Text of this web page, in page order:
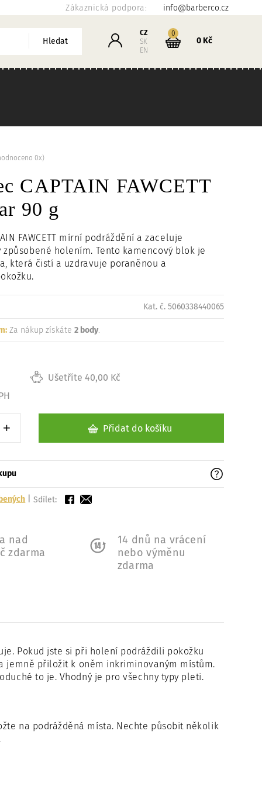
Zákaznická podpora: info@barberco.cz
Hledat Přihlášení
CZ
SK
EN
Košík
0kusů
0 Kč
CAPTAIN FAWCETT
90 g
0x)
FAWCETT mírní podráždění a zaceluje
holením. Tento kamencový blok je
která čistí a uzdravuje poraněnou a
Kat. č. 5060338440065
Za nákup získáte2 body.
Ušetříte 40,00 Kč
Zvýšit o 1 kus
+ Přidat do košíku
|Sdílet:
nad
zdarma
14 dnů na vrácení
nebo výměnu
zdarma
Pokud jste si při holení podráždili pokožku
jemně přiložit k oněm inkriminovaným místům.
to je. Vhodný je pro všechny typy pleti.
na podrážděná místa. Nechte působit několik